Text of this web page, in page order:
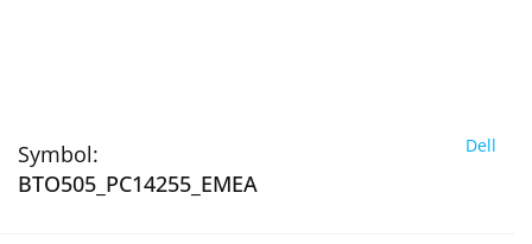
Symbol:
BTO505_PC14255_EMEA
Dell